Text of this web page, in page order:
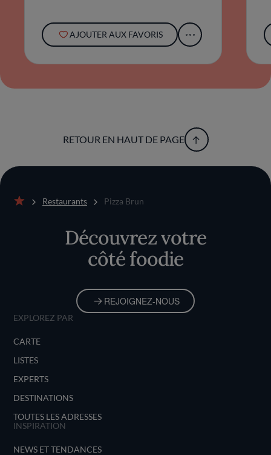
AJOUTER AUX FAVORIS
RETOUR EN HAUT DE PAGE
Restaurants Pizza Brun
Découvrez votre
côté foodie
REJOIGNEZ-NOUS
EXPLOREZ PAR
CARTE
LISTES
EXPERTS
DESTINATIONS
TOUTES LES ADRESSES
INSPIRATION
NEWS ET TENDANCES